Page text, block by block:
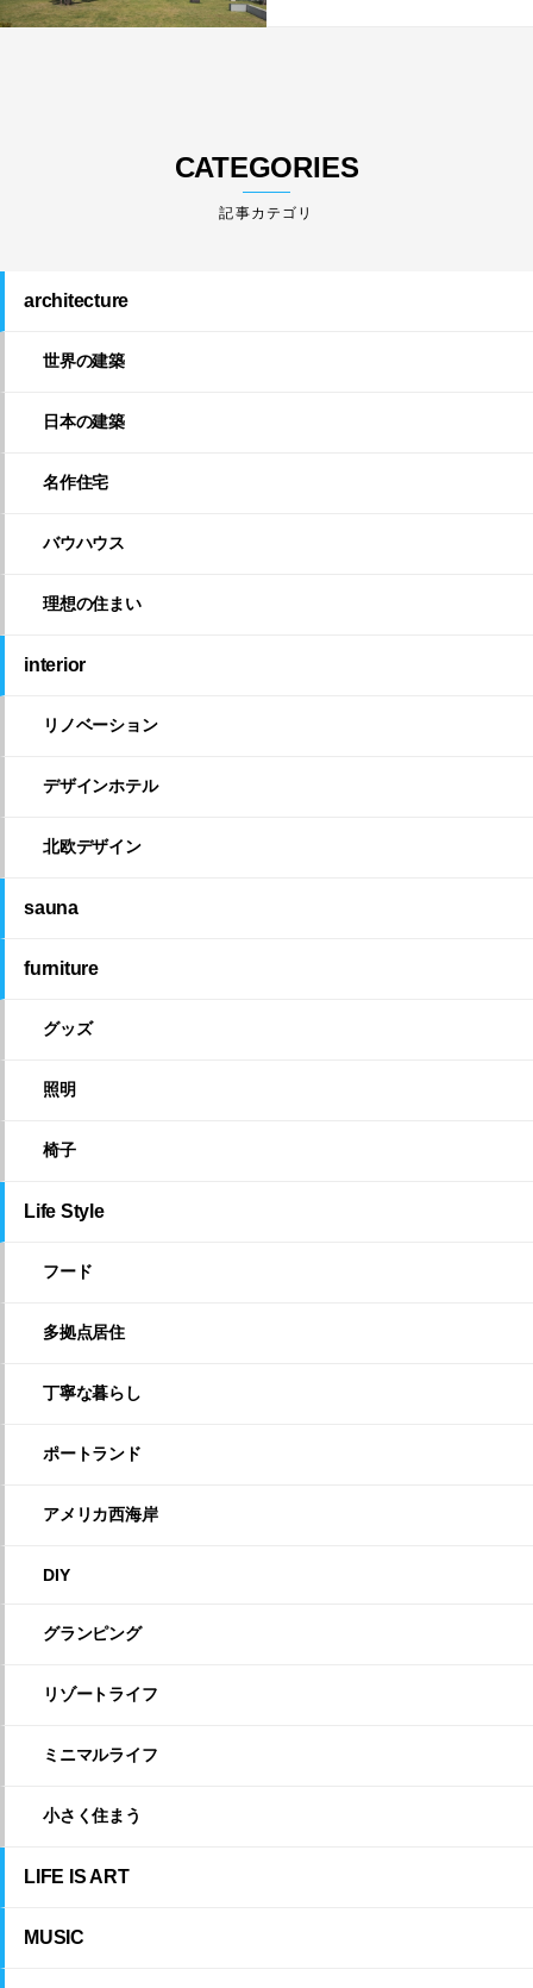
CATEGORIES
architecture
世界の建築
日本の建築
名作住宅
バウハウス
理想の住まい
interior
リノベーション
デザインホテル
北欧デザイン
sauna
furniture
グッズ
照明
椅子
Life Style
フード
多拠点居住
丁寧な暮らし
ポートランド
アメリカ西海岸
DIY
グランピング
リゾートライフ
ミニマルライフ
小さく住まう
LIFE IS ART
MUSIC